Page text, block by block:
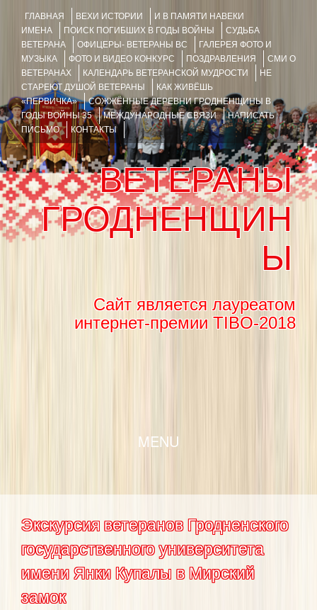
ГЛАВНАЯ ВЕХИ ИСТОРИИ
И В ПАМЯТИ НАВЕКИ
ИМЕНА
ПОИСК ПОГИБШИХ В ГОДЫ ВОЙНЫ
СУДЬБА
ВЕТЕРАНА
ОФИЦЕРЫ- ВЕТЕРАНЫ ВС
ГАЛЕРЕЯ ФОТО И
МУЗЫКА
ФОТО И ВИДЕО КОНКУРС ПОЗДРАВЛЕНИЯ
СМИ О
ВЕТЕРАНАХ
КАЛЕНДАРЬ ВЕТЕРАНСКОЙ МУДРОСТИ
НЕ
СТАРЕЮТ ДУШОЙ ВЕТЕРАНЫ
КАК ЖИВЁШЬ
«ПЕРВИЧКА»
СОЖЖЁННЫЕ ДЕРЕВНИ ГРОДНЕНЩИНЫ В
ГОДЫ ВОЙНЫ 35
МЕЖДУНАРОДНЫЕ СВЯЗИ
НАПИСАТЬ
ПИСЬМО
КОНТАКТЫ
ВЕТЕРАНЫ
ГРОДНЕНЩИН
Ы
Сайт является лауреатом
интернет-премии TIBO-2018
MENU
Экскурсия ветеранов Гродненского
государственного университета
имени Янки Купалы в Мирский
замок